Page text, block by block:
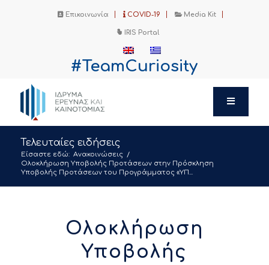
Επικοινωνία COVID-19 Media Kit
IRIS Portal
#TeamCuriosity
Τελευταίες ειδήσεις
Είσαστε εδώ: Ανακοινώσεις /
Ολοκλήρωση Υποβολής Προτάσεων στην Πρόσκληση
Υποβολής Προτάσεων του Προγράμματος «ΥΠ...
Ολοκλήρωση
Υποβολής